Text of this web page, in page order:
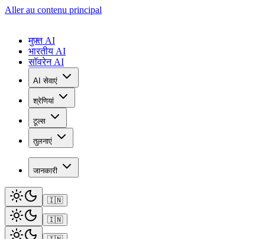
Aller au contenu principal
मुफ़्त AI
भारतीय AI
सॉवरेन AI
AI सेवाएं
श्रेणियां
टूल्स
तुलनाएं
जानकारी
🇮🇳
🇮🇳